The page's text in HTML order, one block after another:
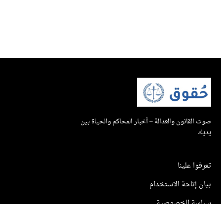
صوت القانون والعدالة – أخبار المحاكم والحياة بين
يديك
تعرفوا علينا
بيان إتاحة الاستخدام